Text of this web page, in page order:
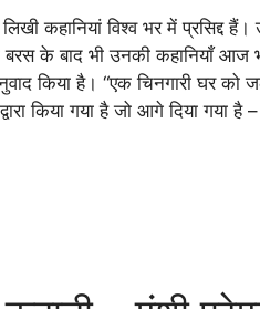
कहानियां विश्व भर में प्रसिद्द
के बाद भी उनकी कहानियाँ आज
किया है। “एक चिनगारी घर को
किया गया है जो आगे दिया गया है –